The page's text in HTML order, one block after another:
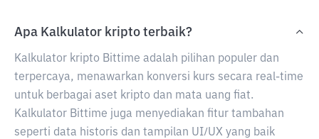
Apa Kalkulator kripto terbaik?
Kalkulator kripto Bittime adalah pilihan populer dan
terpercaya, menawarkan konversi kurs secara real-time
untuk berbagai aset kripto dan mata uang fiat.
Kalkulator Bittime juga menyediakan fitur tambahan
seperti data historis dan tampilan UI/UX yang baik